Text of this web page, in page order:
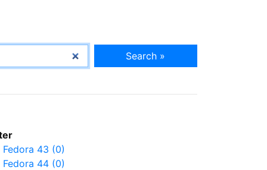
Search »
Fedora 43 (0)
Fedora 44 (0)